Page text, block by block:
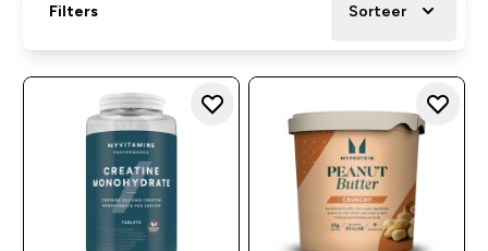
Filters Sorteer